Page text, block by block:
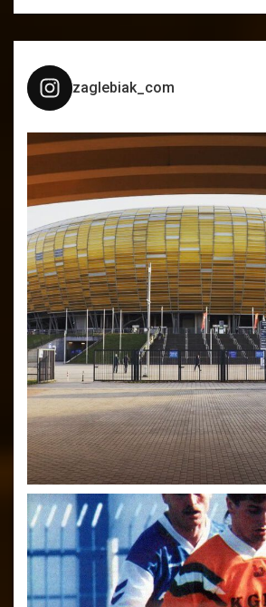
zaglebiak_com